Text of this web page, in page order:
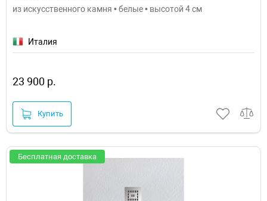
из искусственного камня • белые • высотой 4 см
Италия
23 900 р.
Купить
Бесплатная доставка